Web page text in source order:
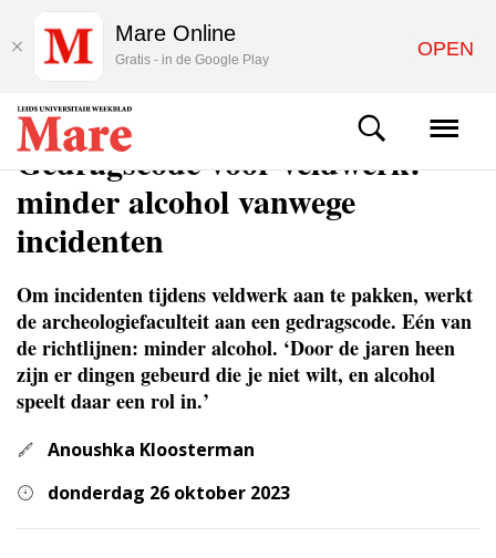
NIEUWS
Gedragscode voor veldwerk:
minder alcohol vanwege
incidenten
Om incidenten tijdens veldwerk aan te pakken, werkt
de archeologiefaculteit aan een gedragscode. Eén van
de richtlijnen: minder alcohol. ‘Door de jaren heen
zijn er dingen gebeurd die je niet wilt, en alcohol
speelt daar een rol in.’
Anoushka Kloosterman
donderdag 26 oktober 2023
Mare Online
Gratis - in de Google Play OPEN